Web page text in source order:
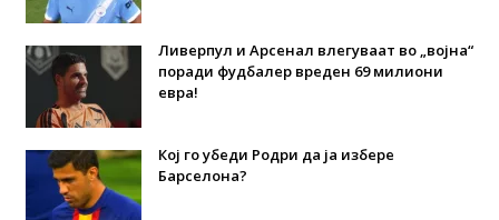
Ливерпул и Арсенал влегуваат во „војна“
поради фудбалер вреден 69 милиони
евра!
Кој го убеди Родри да ја избере
Барселона?